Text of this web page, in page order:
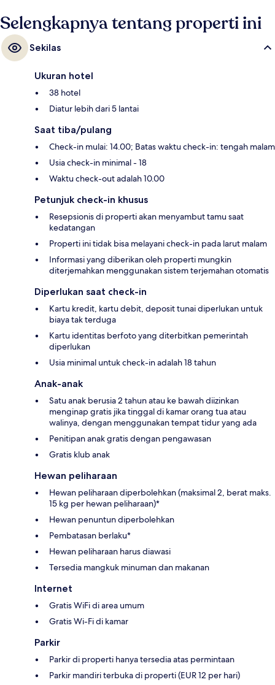
Selengkapnya tentang properti ini
Sekilas
Ukuran hotel
38 hotel
Diatur lebih dari 5 lantai
Saat tiba/pulang
Check-in mulai: 14.00; Batas waktu check-in: tengah malam
Usia check-in minimal - 18
Waktu check-out adalah 10.00
Petunjuk check-in khusus
Resepsionis di properti akan menyambut tamu saat
kedatangan
Properti ini tidak bisa melayani check-in pada larut malam
Informasi yang diberikan oleh properti mungkin
diterjemahkan menggunakan sistem terjemahan otomatis
Diperlukan saat check-in
Kartu kredit, kartu debit, deposit tunai diperlukan untuk
biaya tak terduga
Kartu identitas berfoto yang diterbitkan pemerintah
diperlukan
Usia minimal untuk check-in adalah 18 tahun
Anak-anak
Satu anak berusia 2 tahun atau ke bawah diizinkan
menginap gratis jika tinggal di kamar orang tua atau
walinya, dengan menggunakan tempat tidur yang ada
Penitipan anak gratis dengan pengawasan
Gratis klub anak
Hewan peliharaan
Hewan peliharaan diperbolehkan (maksimal 2, berat maks.
15 kg per hewan peliharaan)*
Hewan penuntun diperbolehkan
Pembatasan berlaku*
Hewan peliharaan harus diawasi
Tersedia mangkuk minuman dan makanan
Internet
Gratis WiFi di area umum
Gratis Wi-Fi di kamar
Parkir
Parkir di properti hanya tersedia atas permintaan
Parkir mandiri terbuka di properti (EUR 12 per hari)